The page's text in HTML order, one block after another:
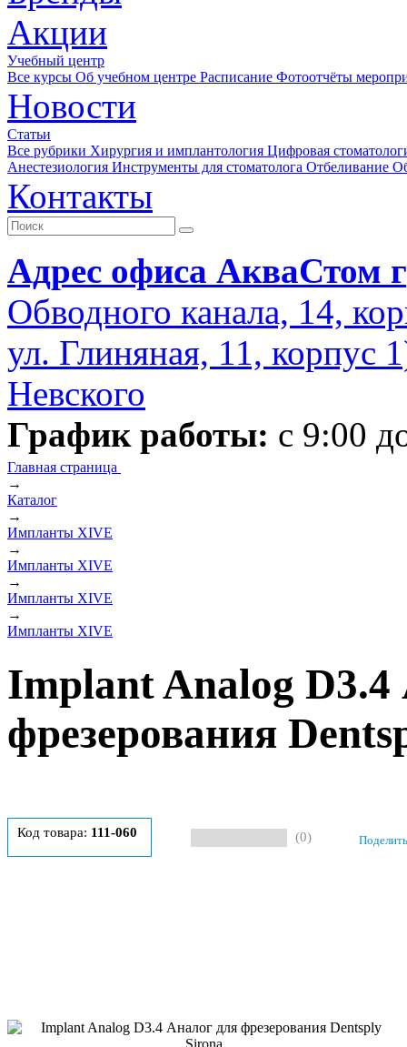
Акции
Учебный центр
Все курсы Об учебном центре Расписание Фотоотчёты
Новости
Статьи
Все рубрики Хирургия и имплантология Цифровая
Анестезиология Инструменты для стоматолога Отбеливание
Контакты
Адрес офиса АкваСтом
Обводного канала, 14,
ул. Глиняная, 11, корпус
Невского
График работы: с 9:00
Главная страница
→
Каталог
→
Импланты XIVE
→
Импланты XIVE
→
Импланты XIVE
→
Импланты XIVE
Implant Analog D3.4
фрезерования
Код товара: 111-060 (0)